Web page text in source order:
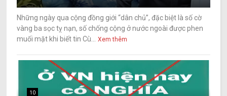
Những ngày qua cộng đồng giới “dân chủ”, đặc biệt là số cờ
vàng ba sọc tỵ nạn, số chống cộng ở nước ngoài được phen
muối mặt khi biết tin Cù...
Xem thêm
10